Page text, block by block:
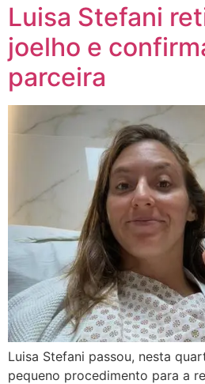
Luisa Stefani
joelho e
parceira
Luisa Stefani passou, nesta
pequeno procedimento para a